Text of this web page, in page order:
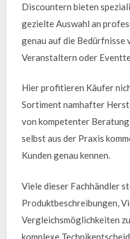
Discountern bieten
gezielte Auswahl an
genau auf die Bedürfnisse
Veranstaltern oder
Hier profitieren Käufer
Sortiment namhafter
von kompetenter
selbst aus der Praxis
Kunden genau kennen.
Viele dieser Fachhändler
Produktbeschreibungen,
Vergleichsmöglichkeiten
komplexe